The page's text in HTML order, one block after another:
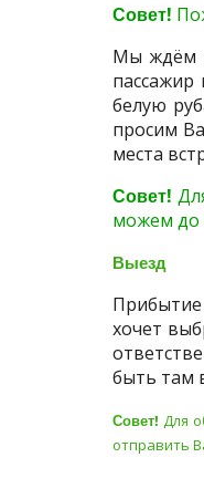
Совет!
Мы ждём
белую
просим
места
Совет!
можем до
Выезд
Прибытие
хочет
быть там
Совет!Для
отправить